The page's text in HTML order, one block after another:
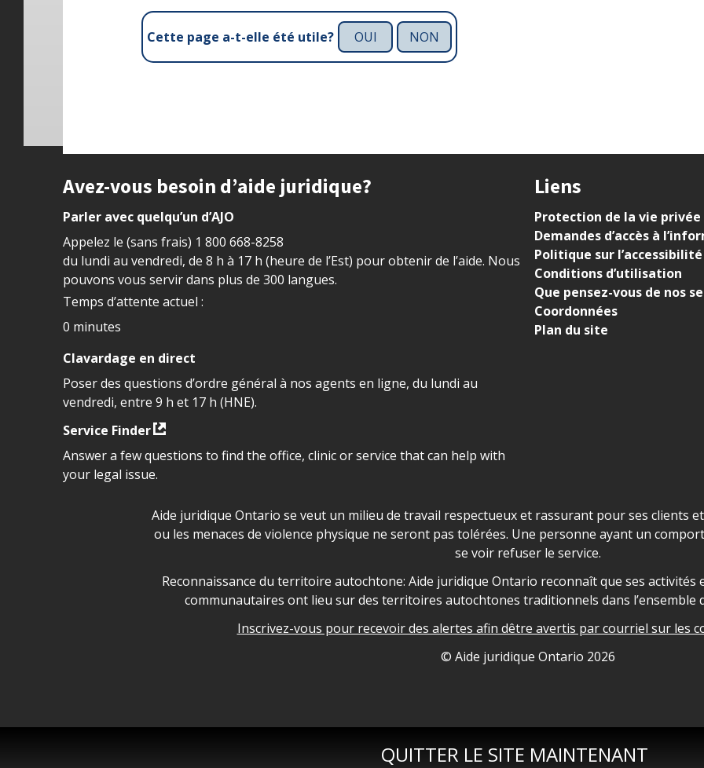
QUITTER LE SITE MAINTENANT
Cette page a-t-elle été utile? OUI NON
Site footer
Avez-vous besoin d’aide juridique?
Parler avec quelqu’un d’AJO
Appelez le (sans frais) 1 800 668-8258
du lundi au vendredi, de 8 h à 17 h (heure de l’Est) pour obtenir de l’aide. Nous
pouvons vous servir dans plus de 300 langues.
Temps d’attente actuel :
0 minutes
Clavardage en direct
Poser des questions d’ordre général à nos agents en ligne, du lundi au
vendredi, entre 9 h et 17 h (HNE).
Service Finder
Answer a few questions to find the office, clinic or service that can help with
your legal issue.
Liens
Protection de la vie privée
Demandes d’accès à
Politique sur l’accessibilité
Conditions d’utilisation
Que pensez-vous de nos
Coordonnées
Plan du site
Déclaration sur la sécurité dans les locaux d'AJO.
Aide juridique Ontario se veut un milieu de travail respectueux et rassurant pour ses clients
ou les menaces de violence physique ne seront pas tolérées. Une personne ayant un
se voir refuser le service.
Legal Aid Ontario land acknowledgement
Reconnaissance du territoire autochtone: Aide juridique Ontario reconnaît que ses activités
communautaires ont lieu sur des territoires autochtones traditionnels dans l’ensemble
Inscrivez-vous pour recevoir des alertes afin dêtre avertis par courriel sur les
© Aide juridique Ontario 2026